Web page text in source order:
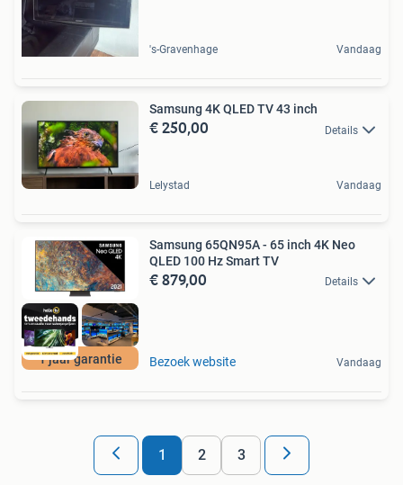
's-Gravenhage Vandaag
Samsung 4K QLED TV 43 inch
€ 250,00 Details
Lelystad Vandaag
1 jaar garantie
Samsung 65QN95A - 65 inch 4K Neo
QLED 100 Hz Smart TV
€ 879,00 Details
Bezoek website Vandaag
1 2 3